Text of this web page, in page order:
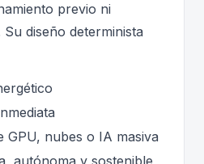
previo ni
diseño determinista
GPU, nubes o IA masiva